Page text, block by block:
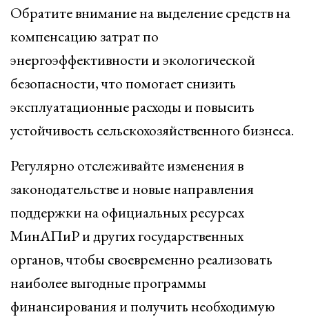
Обратите внимание на выделение средств на
компенсацию затрат по
энергоэффективности и экологической
безопасности, что помогает снизить
эксплуатационные расходы и повысить
устойчивость сельскохозяйственного бизнеса.
Регулярно отслеживайте изменения в
законодательстве и новые направления
поддержки на официальных ресурсах
МинАПиР и других государственных
органов, чтобы своевременно реализовать
наиболее выгодные программы
финансирования и получить необходимую